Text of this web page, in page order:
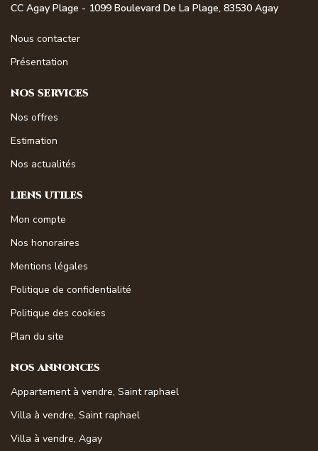
CC Agay Plage - 1099 Boulevard De La Plage, 83530 Agay
Nous contacter
Présentation
NOS SERVICES
Nos offres
Estimation
Nos actualités
LIENS UTILES
Mon compte
Nos honoraires
Mentions légales
Politique de confidentialité
Politique des cookies
Plan du site
NOS ANNONCES
Appartement à vendre, Saint raphael
Villa à vendre, Saint raphael
Villa à vendre, Agay